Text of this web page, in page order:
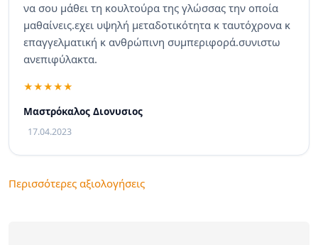
να σου μάθει τη κουλτούρα της γλώσσας την οποία
μαθαίνεις.εχει υψηλή μεταδοτικότητα κ ταυτόχρονα κ
επαγγελματική κ ανθρώπινη συμπεριφορά.συνιστω
ανεπιφύλακτα.
Μαστρόκαλος Διονυσιος
17.04.2023
Περισσότερες αξιολογήσεις